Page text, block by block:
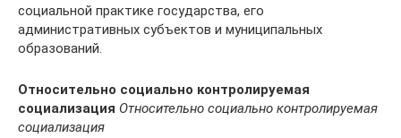
социальной практике государства, его
административных субъек­тов и муниципальных
образований.
Относительно социально контролируемая
социализация Относительно социально контролируемая
социализация